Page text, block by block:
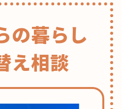
の暮らし
え相談